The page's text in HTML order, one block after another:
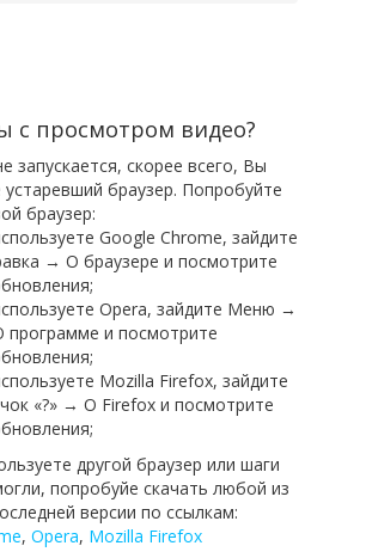
с просмотром видео?
запускается, скорее всего, Вы
устаревший браузер. Попробуйте
браузер:
Google Chrome, зайдите
→ О браузере и посмотрите
Opera, зайдите Меню →
и посмотрите
Mozilla Firefox, зайдите
«?» → О Firefox и посмотрите
другой браузер или шаги
попробуйе скачать любой из
версии по ссылкам:
, Opera, Mozilla Firefox